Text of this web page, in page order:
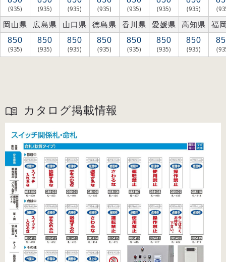
(935) (935) (935) (935) (935) (935) (935)
岡山県 広島県 山口県 徳島県 香川県 愛媛県 高知県 福
850
(935)
850
(935)
850
(935)
850
(935)
850
(935)
850
(935)
850
(935)
カタログ掲載情報